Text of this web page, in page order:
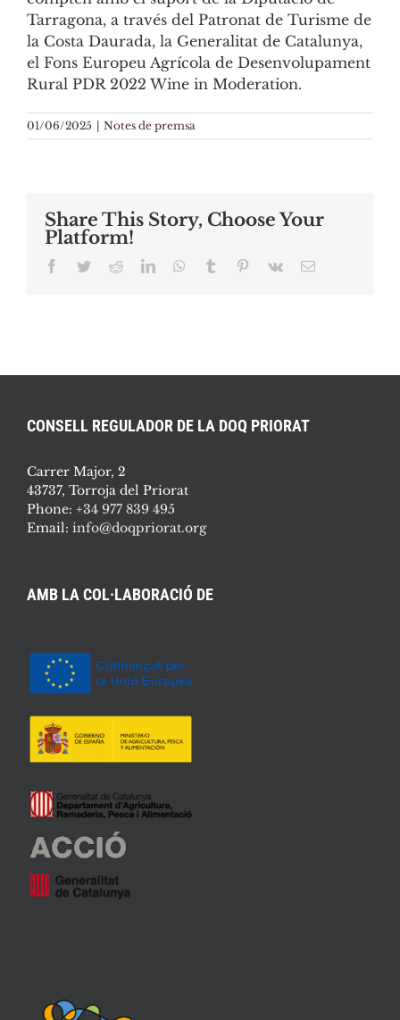
Tarragona, a través del Patronat de Turisme de
la Costa Daurada, la Generalitat de Catalunya,
el Fons Europeu Agrícola de Desenvolupament
Rural PDR 2022 Wine in Moderation.
01/06/2025 | Notes de premsa
Share This Story, Choose Your
Platform!
Facebook
TwitterRedditLinkedInWhatsApp
Tumblr Pinterest
Vk Email:
CONSELL REGULADOR DE LA DOQ PRIORAT
Carrer Major, 2
43737, Torroja del Priorat
Phone: +34 977 839 495
Email: info@doqpriorat.org
AMB LA COL·LABORACIÓ DE